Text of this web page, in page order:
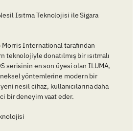
Isıtma Teknolojisi ile Sigara
Morris International tarafından
donatılmış bir ısıtmalı
serisinin en son üyesi olan ILUMA,
yöntemlerine modern bir
nesil cihaz, kullanıcılarına daha
bir deneyim vaat eder.